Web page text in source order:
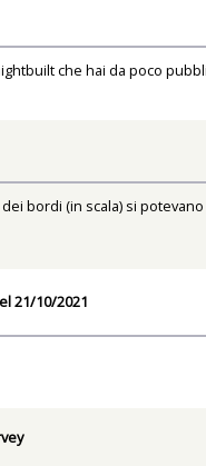
che hai da poco
bordi (in scala) si
21/10/2021